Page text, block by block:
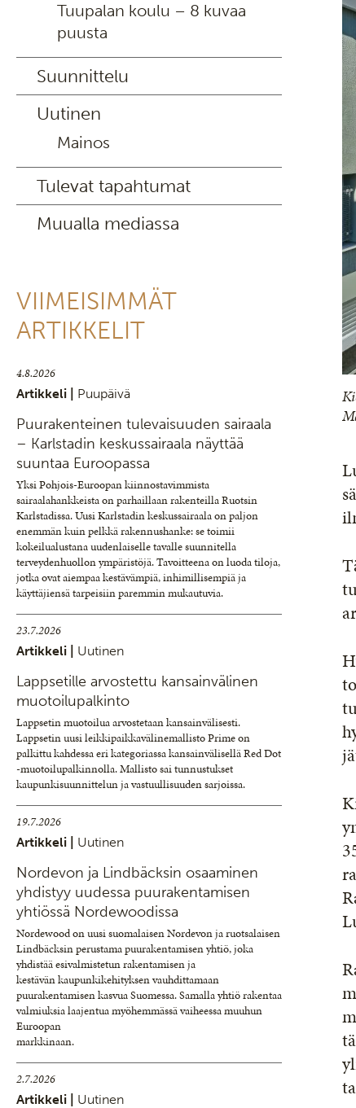
Tuupalan koulu – 8 kuvaa
puusta
Suunnittelu
Uutinen
Mainos
Tulevat tapahtumat
Muualla mediassa
VIIMEISIMMÄT
ARTIKKELIT
4.8.2026
Artikkeli | Puupäivä
Puurakenteinen tulevaisuuden sairaala
– Karlstadin keskussairaala näyttää
suuntaa Euroopassa
Yksi Pohjois-Euroopan kiinnostavimmista
sairaalahankkeista on parhaillaan rakenteilla Ruotsin
Karlstadissa. Uusi Karlstadin keskussairaala on paljon
enemmän kuin pelkkä rakennushanke: se toimii
kokeilualustana uudenlaiselle tavalle suunnitella
terveydenhuollon ympäristöjä. Tavoitteena on luoda tiloja,
jotka ovat aiempaa kestävämpiä, inhimillisempiä ja
käyttäjiensä tarpeisiin paremmin mukautuvia.
23.7.2026
Artikkeli | Uutinen
Lappsetille arvostettu kansainvälinen
muotoilupalkinto
Lappsetin muotoilua arvostetaan kansainvälisesti.
Lappsetin uusi leikkipaikkavälinemallisto Prime on
palkittu kahdessa eri kategoriassa kansainvälisellä Red Dot
-muotoilupalkinnolla. Mallisto sai tunnustukset
kaupunkisuunnittelun ja vastuullisuuden sarjoissa.
19.7.2026
Artikkeli | Uutinen
Nordevon ja Lindbäcksin osaaminen
yhdistyy uudessa puurakentamisen
yhtiössä Nordewoodissa
Nordewood on uusi suomalaisen Nordevon ja ruotsalaisen
Lindbäcksin perustama puurakentamisen yhtiö, joka
yhdistää esivalmistetun rakentamisen ja
kestävän kaupunkikehityksen vauhdittamaan
puurakentamisen kasvua Suomessa. Samalla yhtiö rakentaa
valmiuksia laajentua myöhemmässä vaiheessa muuhun
Euroopan
markkinaan.
2.7.2026
Artikkeli | Uutinen